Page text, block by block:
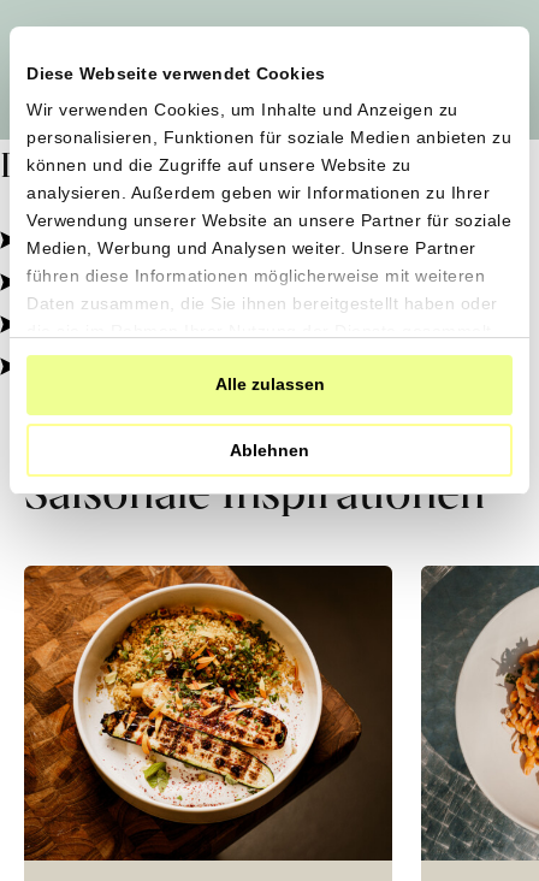
Diese Webseite verwendet Cookies
Wir verwenden Cookies, um Inhalte und Anzeigen zu
personalisieren, Funktionen für soziale Medien anbieten zu
können und die Zugriffe auf unsere Website zu
analysieren. Außerdem geben wir Informationen zu Ihrer
Verwendung unserer Website an unsere Partner für soziale
Medien, Werbung und Analysen weiter. Unsere Partner
führen diese Informationen möglicherweise mit weiteren
Daten zusammen, die Sie ihnen bereitgestellt haben oder
haben.
Alle zulassen
Ablehnen
Dafür stehen wir
Pestizidfrei angebaut, schonend verarbeitet.
Natürliche Zutaten, echter Geschmack.
Von kleinen Höfen, direkt zu dir.
100% transparent, 0% Zusatzstoffe.
Saisonale Inspirationen